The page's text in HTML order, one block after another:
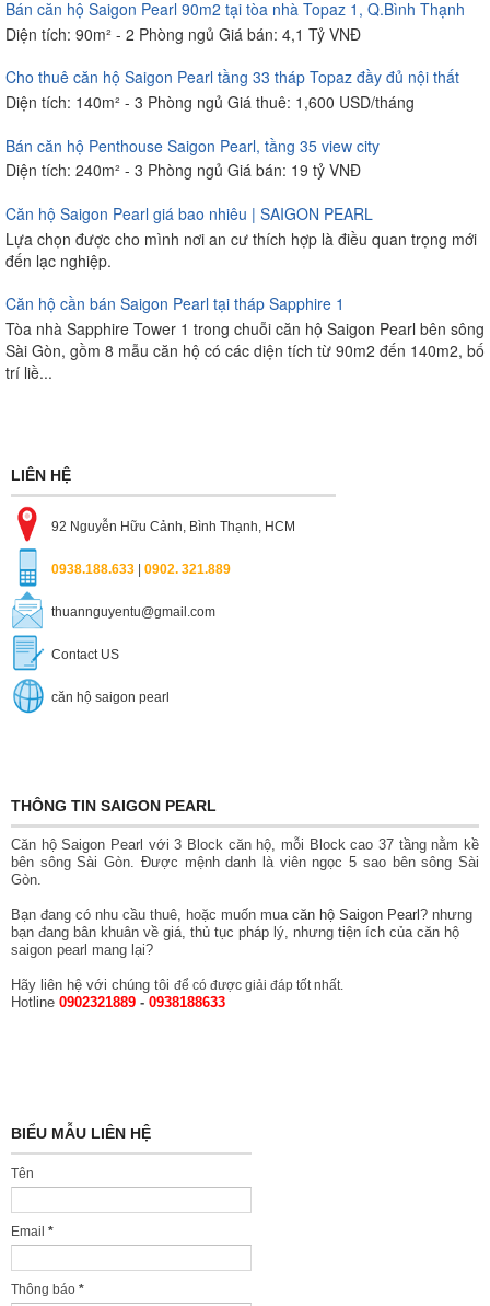
Bán căn hộ Saigon Pearl 90m2 tại tòa nhà Topaz 1, Q.Bình Thạnh
Diện tích: 90m² - 2 Phòng ngủ Giá bán: 4,1 Tỷ VNĐ
Cho thuê căn hộ Saigon Pearl tầng 33 tháp Topaz đầy đủ nội thất
Diện tích: 140m² - 3 Phòng ngủ Giá thuê: 1,600 USD/tháng
Bán căn hộ Penthouse Saigon Pearl, tầng 35 view city
Diện tích: 240m² - 3 Phòng ngủ Giá bán: 19 tỷ VNĐ
Căn hộ Saigon Pearl giá bao nhiêu | SAIGON PEARL
Lựa chọn được cho mình nơi an cư thích hợp là điều quan trọng mới
đến lạc nghiệp.
Căn hộ cần bán Saigon Pearl tại tháp Sapphire 1
Tòa nhà Sapphire Tower 1 trong chuỗi căn hộ Saigon Pearl bên sông
Sài Gòn, gồm 8 mẫu căn hộ có các diện tích từ 90m2 đến 140m2, bố
trí liề...
LIÊN HỆ
92 Nguyễn Hữu Cảnh, Bình Thạnh, HCM
0938.188.633 0902. 321.889
thuannguyentu@gmail.com
Contact US
căn hộ saigon pearl
THÔNG TIN SAIGON PEARL
Căn hộ Saigon Pearl với 3 Block căn hộ, mỗi Block cao 37 tầng nằm kề
bên sông Sài Gòn. Được mệnh danh là viên ngọc 5 sao bên sông Sài
Gòn.
Bạn đang có nhu cầu thuê, hoặc muốn mua căn hộ Saigon Pearl ? nhưng
bạn đang bân khuân về giá, thủ tục pháp lý, nhưng tiện ích của căn hộ
saigon pearl mang lại?
Hãy liên hệ với chúng tôi để có được giải đáp tốt nhất.
Hotline 0902321889 - 0938188633
BIỂU MẪU LIÊN HỆ
Tên
Email *
Thông báo *